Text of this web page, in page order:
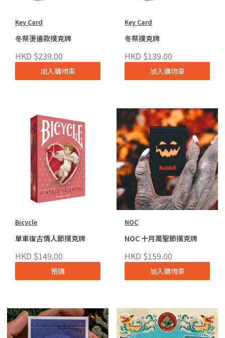
Key Card
冬祭燙邊款撲克牌
HKD $239.00
加入購物車
Key Card
冬祭撲克牌
HKD $139.00
加入購物車
Bicycle
單車復古情人節撲克牌
HKD $149.00
預購
NOC
NOC 十月萬聖節撲克牌
HKD $159.00
加入購物車